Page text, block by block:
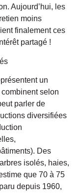
Aujourd’hui, les
moins
finalement ces
partagé !
un
selon
parler de
diversifiées
Des
isolés, haies,
que 70 à 75
depuis 1960,